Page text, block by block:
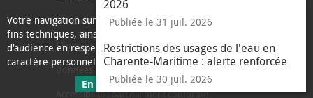
Votre navigation sur ce site nécessite l’usage de cookies pour des
fins techniques, ainsi que des cookies anonymisés de mesure
d’audience en respect de la législation relative aux données à
caractère personnel.
En savoir plussur les données personnelles
J'ai compris
2026
Publiée le 31 juil. 2026
Restrictions des usages de l'eau en
Charente-Maritime : alerte renforcée
Publiée le 30 juil. 2026
Contacter l'agglo
Mentions légales
Accessibilité : partiellement conforme